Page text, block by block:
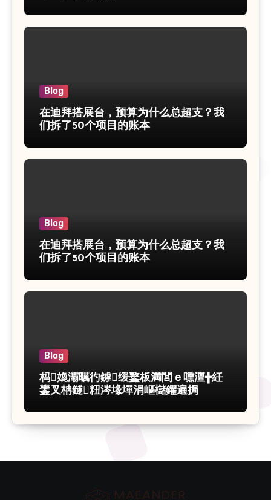
Blog
在迪拜搭展台，预算为什么总超支？我
们拆了50个项目的账本
Blog
在迪拜搭展台，预算为什么总超支？我
们拆了50个项目的账本
Blog
杩嫓灞曞彴鎼缓鐜板満閭ｅ嚑澶╋紝
鐢叉柟鐩粈涔堟墠涓嶇櫧鑺遍挶